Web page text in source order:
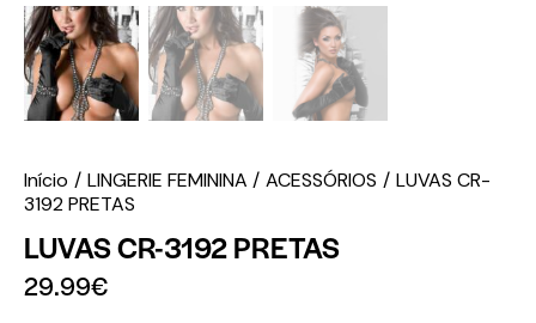
Início LINGERIE FEMININA ACESSÓRIOS
LUVAS CR-
3192 PRETAS
LUVAS CR-3192 PRETAS
29.99€